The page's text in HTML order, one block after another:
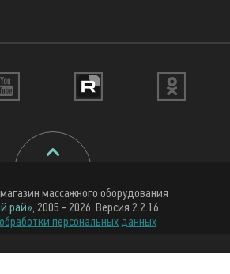
массажного оборудования
рай», 2005 - 2026. Версия 2.2.16
персональных данных